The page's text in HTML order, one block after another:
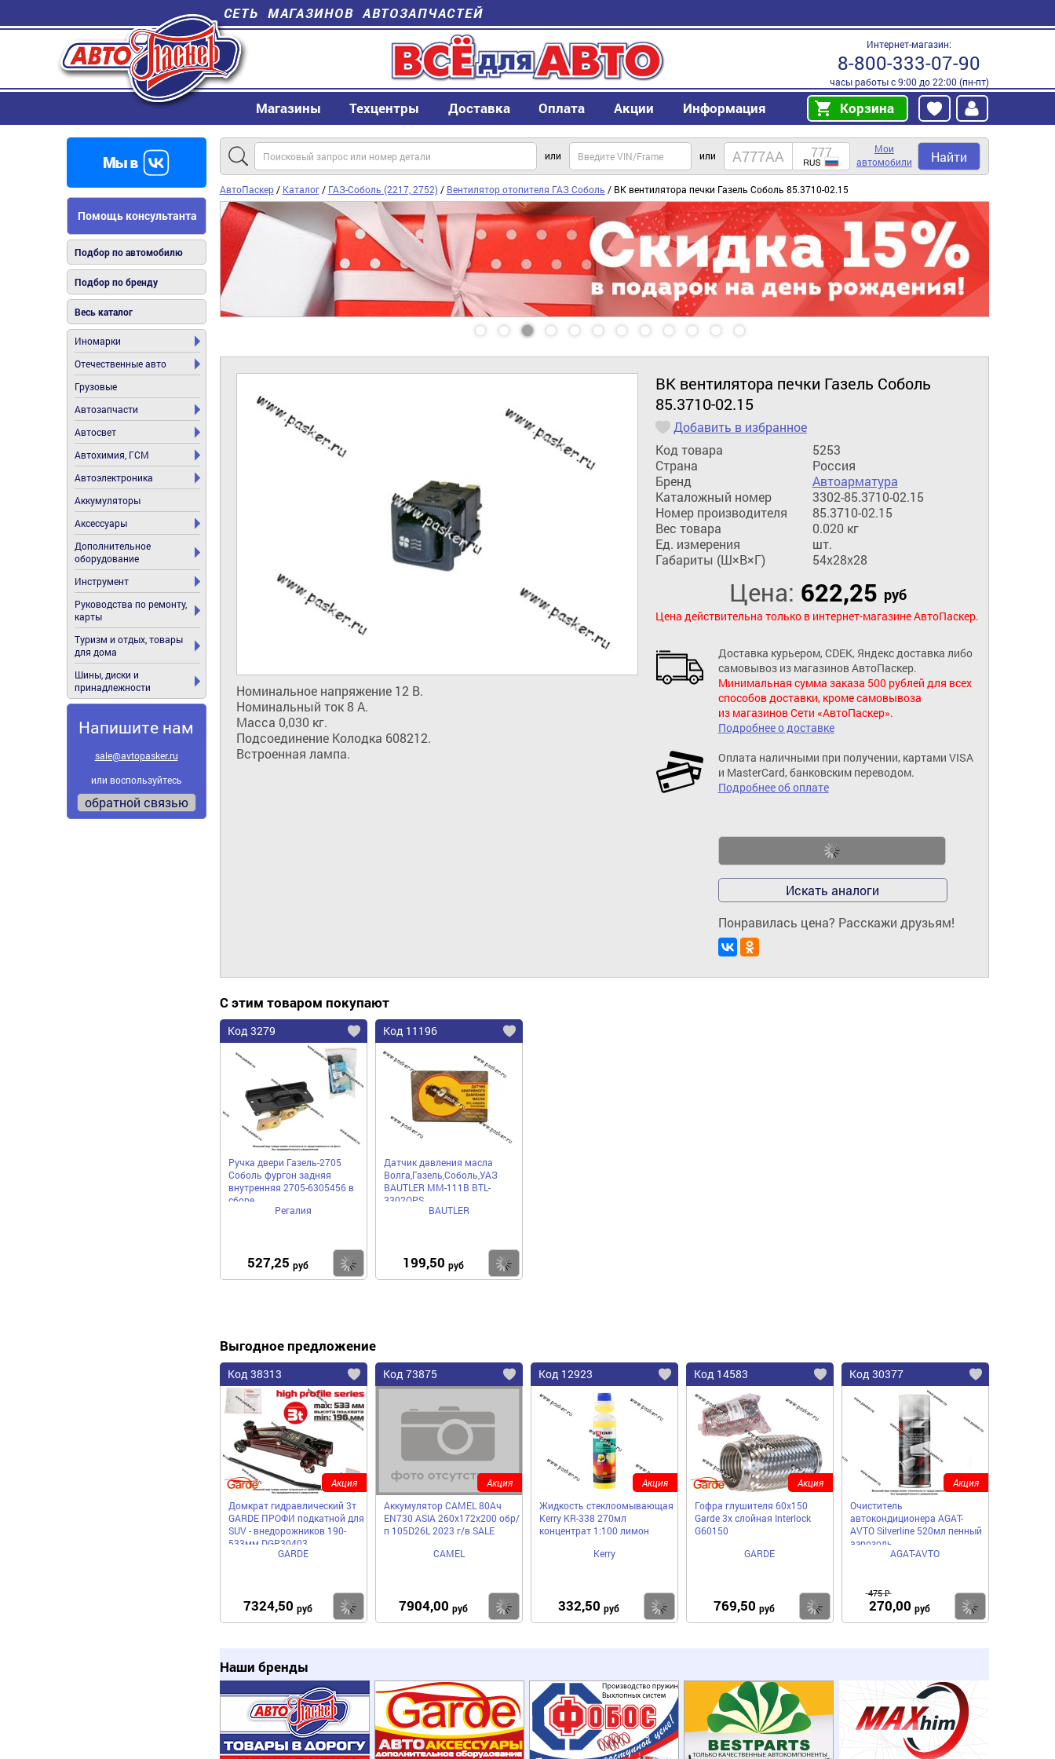
СЕТЬ МАГАЗИНОВ АВТОЗАПЧАСТЕЙ
Интернет-магазин:
8-800-333-07-90
часы работы с 9:00 до 22:00 (пн-пт)
Магазины Техцентры Доставка Оплата Акции Информация Корзина
Помощь консультанта
Подбор по автомобилю
Подбор по бренду
Весь каталог
Иномарки
Отечественные авто
Грузовые
Автозапчасти
Автосвет
Автохимия, ГСМ
Автоэлектроника
Аккумуляторы
Аксессуары
Дополнительное
оборудование
Инструмент
Руководства по ремонту,
карты
Туризм и отдых, товары
для дома
Шины, диски и
принадлежности
Напишите нам
sale@avtopasker.ru
или воспользуйтесь
обратной связью
или или
Мои
автомобили
Найти
АвтоПаскер/ Каталог/ ГАЗ-Соболь (2217, 2752)/ Вентилятор отопителя ГАЗ Соболь / ВК вентилятора печки Газель Соболь 85.3710-02.15
ВК вентилятора печки Газель Соболь
85.3710-02.15
Добавить в избранное
Код товара
5253
Страна
Россия
Бренд
Автоарматура
Каталожный номер
3302-85.3710-02.15
Номер производителя
85.3710-02.15
Вес товара
0.020 кг
Ед. измерения
шт.
Габариты (Ш×В×Г)
54x28x28
Цена: 622,25 руб
Цена действительна только в интернет-магазине АвтоПаскер.
Доставка курьером, CDEK, Яндекс доставка либо
самовывоз из магазинов АвтоПаскер.
Минимальная сумма заказа 500 рублей для всех
способов доставки, кроме самовывоза
из магазинов Сети «АвтоПаскер».
Подробнее о доставке
Оплата наличными при получении, картами VISA
и MasterCard, банковским переводом.
Подробнее об оплате
Искать аналоги
Понравилась цена? Расскажи друзьям!
Номинальное напряжение 12 В.
Номинальный ток 8 А.
Масса 0,030 кг.
Подсоединение Колодка 608212.
Встроенная лампа.
С этим товаром покупают
Код 3279
Ручка двери Газель-2705
Соболь фургон задняя
внутренняя 2705-6305456 в
сборе
Регалия
527,25 руб Купить
Код 11196
Датчик давления масла
Волга,Газель,Соболь,УАЗ
BAUTLER ММ-111В BTL-
3302OPS
BAUTLER
199,50 руб
Выгодное предложение
Код 38313
Домкрат гидравлический 3т
GARDE ПРОФИ подкатной для
SUV - внедорожников 190-
533мм DGP30403
GARDE
7324,50 руб Купить
Акция
Код 73875
Аккумулятор CAMEL 80Ач
EN730 ASIA 260х172х200 обр/
п 105D26L 2023 г/в SALE
CAMEL
7904,00 руб Купить
Акция
Код 12923
Жидкость стеклоомывающая
Kerry KR-338 270мл
концентрат 1:100 лимон
Kerry
332,50 руб Купить
Акция
Код 14583
Гофра глушителя 60x150
Garde 3х слойная Interloсk
G60150
GARDE
769,50 руб Купить
Акция
Код 30377
Очиститель
автокондиционера AGAT-
AVTO Silverline 520мл пенный
аэрозоль
AGAT-AVTO
475 ₽
270,00 руб
Акция
Наши бренды